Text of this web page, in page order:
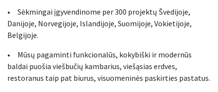
• Sėkmingai įgyvendinome per 300 projektų Švedijoje,
Danijoje, Norvegijoje, Islandijoje, Suomijoje, Vokietijoje,
Belgijoje.
• Mūsų pagaminti funkcionalūs, kokybiški ir modernūs
baldai puošia viešbučių kambarius, viešąsias erdves,
restoranus taip pat biurus, visuomeninės paskirties pastatus.